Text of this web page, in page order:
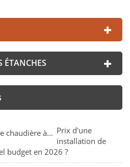
ÉTANCHES
Prix d'une
installation de
budget en 2026 ?